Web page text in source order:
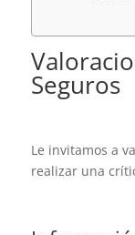
Seguros
Le invitamos a
realizar una